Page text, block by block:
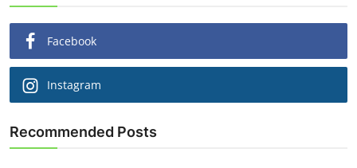
Facebook
Instagram
Recommended Posts